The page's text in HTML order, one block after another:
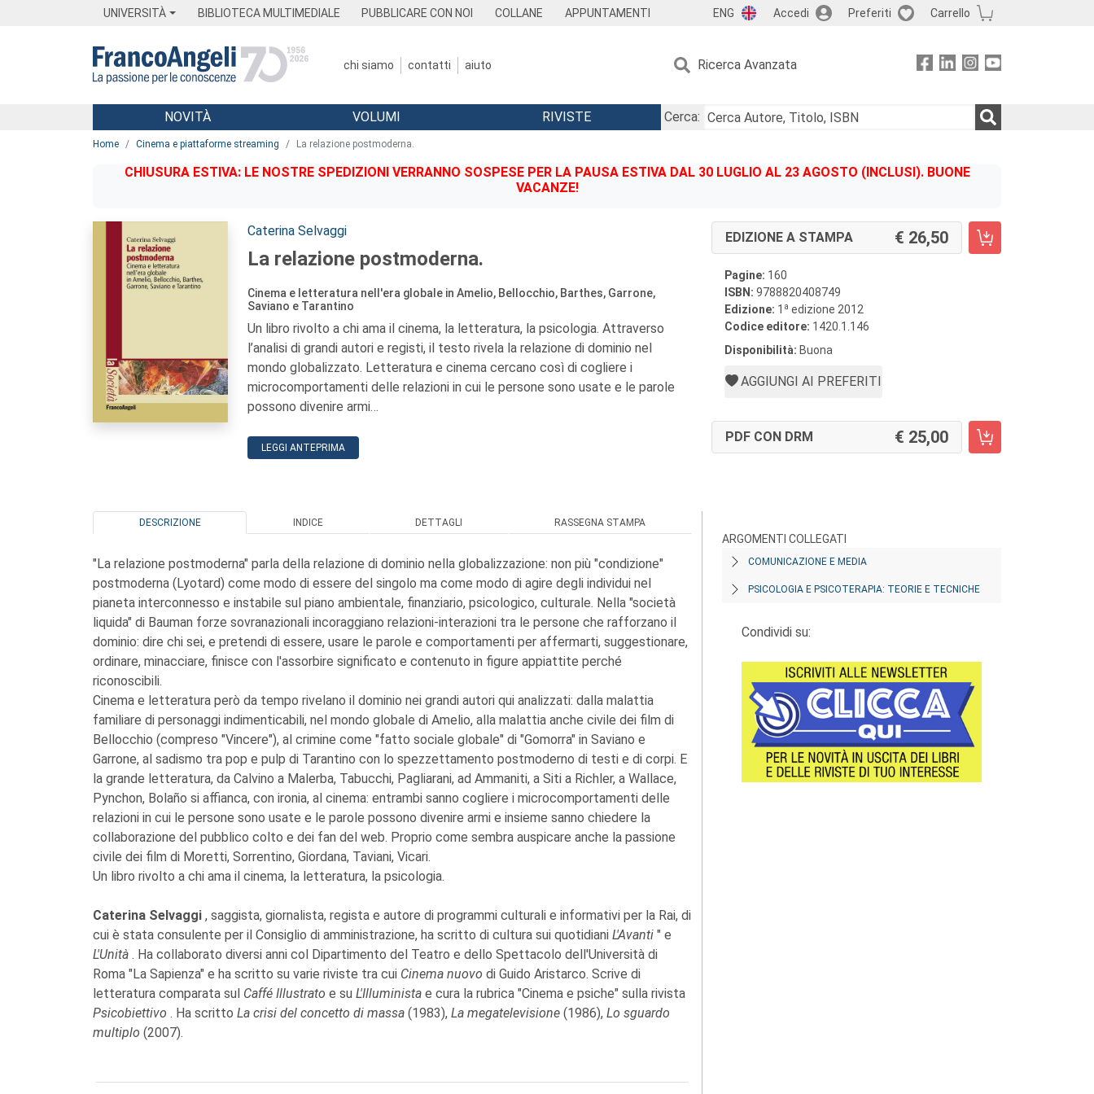
UNIVERSITÀ BIBLIOTECA MULTIMEDIALE PUBBLICARE CON NOI COLLANE APPUNTAMENTI ENG Accedi Preferiti Carrello
chi siamo contatti aiuto Ricerca Avanzata
Menu
NOVITÀ VOLUMI RIVISTE
Cerca:
Home Cinema e piattaforme streaming La relazione postmoderna.
CHIUSURA ESTIVA: LE NOSTRE SPEDIZIONI VERRANNO SOSPESE PER LA PAUSA ESTIVA DAL 30 LUGLIO AL 23 AGOSTO (INCLUSI). BUONE
VACANZE!
Autori:
Caterina Selvaggi
La relazione postmoderna.
Cinema e letteratura nell'era globale in Amelio, Bellocchio, Barthes, Garrone,
Saviano e Tarantino
Un libro rivolto a chi ama il cinema, la letteratura, la psicologia. Attraverso
l’analisi di grandi autori e registi, il testo rivela la relazione di dominio nel
mondo globalizzato. Letteratura e cinema cercano così di cogliere i
microcomportamenti delle relazioni in cui le persone sono usate e le parole
possono divenire armi…
LEGGI ANTEPRIMA
EDIZIONE A STAMPA 26,50
Pagine: 160
ISBN: 9788820408749
Edizione: 1 a edizione 2012
Codice editore: 1420.1.146
Disponibilità: Buona
AGGIUNGI AI PREFERITI
PDF CON DRM 25,00
DESCRIZIONE INDICE DETTAGLI RASSEGNA STAMPA
"La relazione postmoderna" parla della relazione di dominio nella globalizzazione: non più "condizione"
postmoderna (Lyotard) come modo di essere del singolo ma come modo di agire degli individui nel
pianeta interconnesso e instabile sul piano ambientale, finanziario, psicologico, culturale. Nella "società
liquida" di Bauman forze sovranazionali incoraggiano relazioni-interazioni tra le persone che rafforzano il
dominio: dire chi sei, e pretendi di essere, usare le parole e comportamenti per affermarti, suggestionare,
ordinare, minacciare, finisce con l'assorbire significato e contenuto in figure appiattite perché
riconoscibili.
Cinema e letteratura però da tempo rivelano il dominio nei grandi autori qui analizzati: dalla malattia
familiare di personaggi indimenticabili, nel mondo globale di Amelio, alla malattia anche civile dei film di
Bellocchio (compreso "Vincere"), al crimine come "fatto sociale globale" di "Gomorra" in Saviano e
Garrone, al sadismo tra pop e pulp di Tarantino con lo spezzettamento postmoderno di testi e di corpi. E
la grande letteratura, da Calvino a Malerba, Tabucchi, Pagliarani, ad Ammaniti, a Siti a Richler, a Wallace,
Pynchon, Bolaño si affianca, con ironia, al cinema: entrambi sanno cogliere i microcomportamenti delle
relazioni in cui le persone sono usate e le parole possono divenire armi e insieme sanno chiedere la
collaborazione del pubblico colto e dei fan del web. Proprio come sembra auspicare anche la passione
civile dei film di Moretti, Sorrentino, Giordana, Taviani, Vicari.
Un libro rivolto a chi ama il cinema, la letteratura, la psicologia.
Caterina Selvaggi , saggista, giornalista, regista e autore di programmi culturali e informativi per la Rai, di
cui è stata consulente per il Consiglio di amministrazione, ha scritto di cultura sui quotidiani L'Avanti " e
L'Unità . Ha collaborato diversi anni col Dipartimento del Teatro e dello Spettacolo dell'Università di
Roma "La Sapienza" e ha scritto su varie riviste tra cui Cinema nuovo di Guido Aristarco. Scrive di
letteratura comparata sul Caffé Illustrato e su L'Illuminista e cura la rubrica "Cinema e psiche" sulla rivista
Psicobiettivo . Ha scritto La crisi del concetto di massa (1983), La megatelevisione (1986), Lo sguardo
multiplo (2007).
ARGOMENTI COLLEGATI
COMUNICAZIONE E MEDIA
PSICOLOGIA E PSICOTERAPIA: TEORIE E TECNICHE
Condividi su: